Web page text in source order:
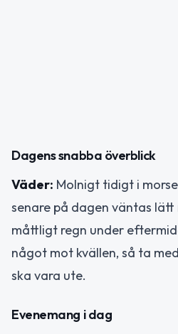
Dagens snabba överblick
Väder: Molnigt tidigt i
senare på dagen väntas
måttligt regn under
något mot kvällen, så ta
ska vara ute.
Evenemang i dag